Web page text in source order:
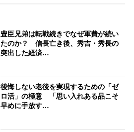
豊臣兄弟は転戦続きでなぜ軍費が続い
たのか？ 信長亡き後、秀吉・秀長の
突出した経済…
後悔しない老後を実現するための「ゼ
ロ活」の極意 「思い入れある品こそ
早めに手放す…